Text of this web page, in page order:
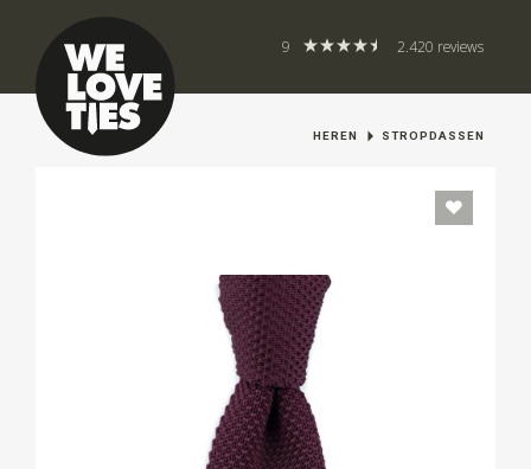
9 2.420 reviews
HEREN STROPDASSEN